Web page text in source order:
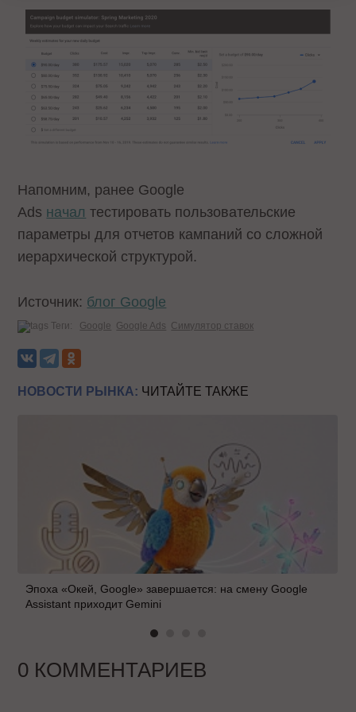
Напомним, ранее Google
Ads начал тестировать пользовательские
параметры для отчетов кампаний со сложной
иерархической структурой.
Источник: блог Google
Теги: Google Google Ads Симулятор ставок
НОВОСТИ РЫНКА: ЧИТАЙТЕ ТАКЖЕ
Эпоха «Окей, Google» завершается: на смену Google
Assistant приходит Gemini
0 КОММЕНТАРИЕВ